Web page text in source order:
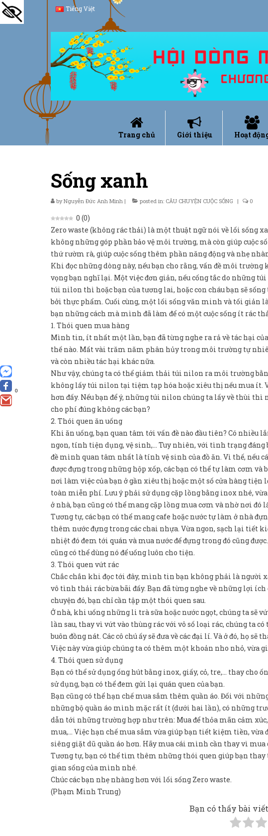
0
Tiếng Việt
Trang chủ Giới thiệu Hoạt
Sống xanh
byNguyễn Đức Anh Minh | posted in: CÂU CHUYỆN CUỘC SỐNG | 0
0 (0)
Zero waste (không rác thải) là một thuật ngữ nói về lối sống
không những góp phần bảo vệ môi trường, mà còn giúp cuộc
thứ rườm rà, giúp cuộc sống thêm phần năng động và nhẹ
Khi đọc những dòng này, nếu bạn cho rằng, vấn đề môi
vọng bạn nghĩ lại. Một việc đơn giản, nếu cống tắc do những
túi nilon thì hoặc bạn của tương lai, hoặc con cháu bạn sẽ
bởi thực phẩm. Cuối cùng, một lối sống văn minh và tối giản
bạn những cách mà mình đã làm để có một cuộc sống ít rác
1. Thói quen mua hàng
Mình tin, ít nhất một lần, bạn đã từng nghe ra rả về tác hại
thế nào. Mất vài trăm năm phân hủy trong môi trường tự
và còn nhiều tác hại khác nữa.
Như vậy, chúng ta có thể giảm thải túi nilon ra môi trường
không lấy túi nilon tại tiệm tạp hóa hoặc xiêu thị nếu mua ít.
hơn đấy. Nếu bạn để ý, những túi nilon chúng ta lấy về thùi thì
cho phí đúng không các bạn?
2. Thói quen ăn uống
Khi ăn uống, bạn quan tâm tới vấn đề nào đầu tiên? Có nhiều
ngon, tính tiện dụng, vệ sinh,… Tuy nhiên, với tình trạng đáng
đề mình quan tâm nhất là tính vệ sinh của đồ ăn. Vì thế, nếu
được đựng trong những hộp xốp, các bạn có thể tự làm cơm
nơi làm việc của bạn ở gần xiêu thị hoặc một số cửa hàng
toàn miễn phí. Lưu ý phải sử dụng cặp lồng bằng inox nhé,
ở nhà, bạn cũng có thể mang cặp lồng mua cơm và nhờ nơi đó
Tương tự, các bạn có thể mang cafe hoặc nước tự làm ở nhà
thêm nước đựng trong các chai nhựa. Vừa ngon, sạch lại tiết
nhiệt đó đem tới quán và mua nước để đựng trong đó cũng
cũng có thể dùng nó để uống luôn cho tiện.
3. Thói quen vứt rác
Chắc chắn khi đọc tới đây, mình tin bạn không phải là người
vô tình thải rác bừa bãi đấy. Bạn đã từng nghe về những lợi
chuyện đó, bạn chỉ cần tập một thói quen sau.
Ở nhà, khi uống những li trà sữa hoặc nước ngọt, chúng ta sẽ
lần sau, thay vì vứt vào thùng rác với vô số loại rác, chúng ta
buôn đồng nát. Các cô chú ấy sẽ đưa về các đại lí. Và ở đó, họ
Việc này vừa giúp chúng ta có thêm một khoản nho nhỏ, vừa
4. Thói quen sử dụng
Bạn có thể sử dụng ống hút bằng inox, giấy, cỏ, tre,… thay cho
sử dụng, bạn có thể đem gửi lại quán quen của bạn.
Bạn cũng có thể hạn chế mua sắm thêm quần áo. Đối với
những bộ quần áo mình mặc rất ít (dưới hai lần), có những
dẫn tới những trường hợp như trên: Mua để thỏa mãn cảm
mua,… Việc hạn chế mua sắm vừa giúp bạn tiết kiệm tiền,
siêng giặt dũ quần áo hơn. Hãy mua cái mình cần thay vì
Tương tự, bạn có thể tìm thêm những thói quen giúp bạn
gian sống của mình nhé.
Chúc các bạn nhẹ nhàng hơn với lối sống Zero waste.
(Phạm Minh Trung)
Bạn có thấy bài